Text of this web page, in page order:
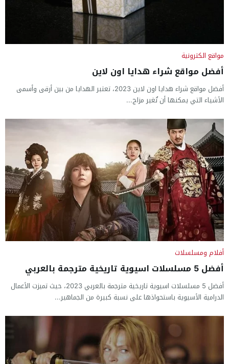
مواقع الكترونية
أفضل مواقع شراء هدايا اون لاين
أفضل مواقع شراء هدايا اون لاين 2023، تعتبر الهدايا من بين أرقى وأسمى
الأشياء التي يمكنها أن تُغير مزاج...
أفلام ومسلسلات
أفضل 5 مسلسلات اسيوية تاريخية مترجمة بالعربي
أفضل 5 مسلسلات اسيوية تاريخية مترجمة بالعربي 2023، حيث تميزت الأعمال
الدرامية الأسيوية باستحواذها على نسبة كبيرة من الجماهير...